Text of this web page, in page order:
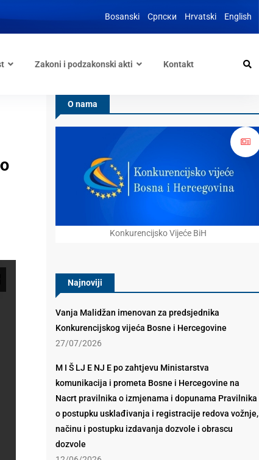
Bosanski Српски Hrvatski English
Zakoni i podzakonski akti Kontakt
O nama
Konkurencijsko Vijeće BiH
Najnoviji
Vanja Malidžan imenovan za predsjednika
Konkurencijskog vijeća Bosne i Hercegovine
27/07/2026
M I Š LJ E NJ E po zahtjevu Ministarstva
komunikacija i prometa Bosne i Hercegovine na
Nacrt pravilnika o izmjenama i dopunama Pravilnika
o postupku usklađivanja i registracije redova vožnje,
načinu i postupku izdavanja dozvole i obrascu
dozvole